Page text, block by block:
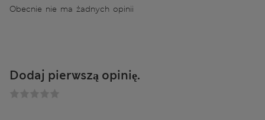
Obecnie nie ma żadnych opinii
Dodaj pierwszą opinię.